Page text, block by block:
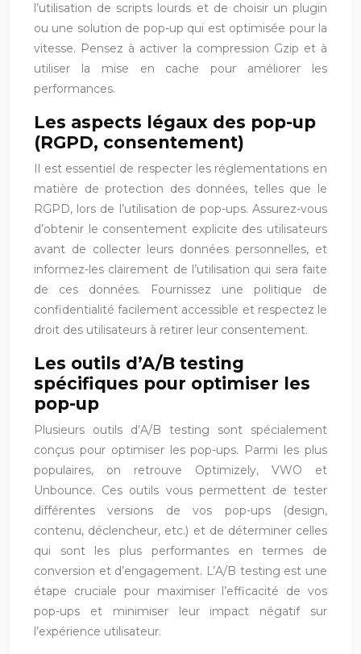
l’utilisation de scripts lourds et de choisir un plugin
ou une solution de pop-up qui est optimisée pour la
vitesse. Pensez à activer la compression Gzip et à
utiliser la mise en cache pour améliorer les
performances.
Les aspects légaux des pop-up
(RGPD, consentement)
Il est essentiel de respecter les réglementations en
matière de protection des données, telles que le
RGPD, lors de l’utilisation de pop-ups. Assurez-vous
d’obtenir le consentement explicite des utilisateurs
avant de collecter leurs données personnelles, et
informez-les clairement de l’utilisation qui sera faite
de ces données. Fournissez une politique de
confidentialité facilement accessible et respectez le
droit des utilisateurs à retirer leur consentement.
Les outils d’A/B testing
spécifiques pour optimiser les
pop-up
Plusieurs outils d’A/B testing sont spécialement
conçus pour optimiser les pop-ups. Parmi les plus
populaires, on retrouve Optimizely, VWO et
Unbounce. Ces outils vous permettent de tester
différentes versions de vos pop-ups (design,
contenu, déclencheur, etc.) et de déterminer celles
qui sont les plus performantes en termes de
conversion et d’engagement. L’A/B testing est une
étape cruciale pour maximiser l’efficacité de vos
pop-ups et minimiser leur impact négatif sur
l’expérience utilisateur.